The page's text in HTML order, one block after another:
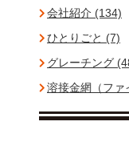
会社紹介 (134)
ひとりごと (7)
グレーチング
溶接金網（ファ